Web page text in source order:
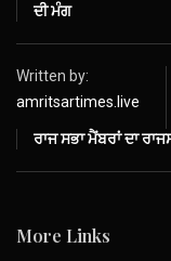
ਦੀ ਮੰਗ
Written by:
amritsartimes.live
ਰਾਜ ਸਭਾ ਮੈਂਬਰਾਂ ਦਾ
More Links